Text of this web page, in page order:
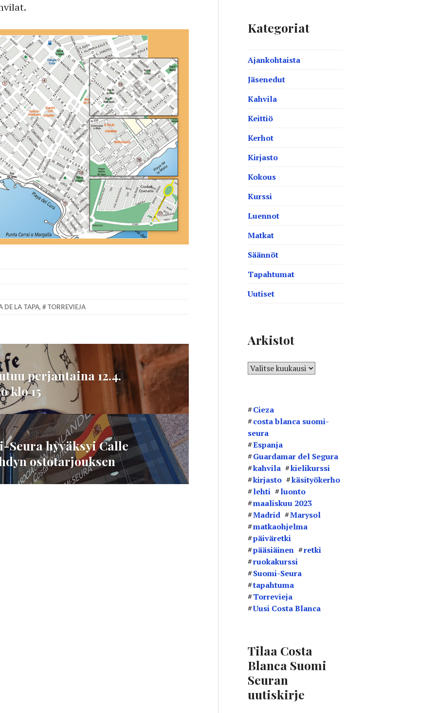
DE LA TAPA, TORREVIEJA
perjantaina 12.4.
klo 15
Seura hyväksyi Calle
ostotarjouksen
Kategoriat
Ajankohtaista
Jäsenedut
Kahvila
Keittiö
Kerhot
Kirjasto
Kokous
Kurssi
Luennot
Matkat
Säännöt
Tapahtumat
Uutiset
Arkistot
A
s
t
o
t
Cieza
costa blanca suomi-
seura
Espanja
Guardamar del Segura
kahvila
kielikurssi
kirjasto
käsityökerho
lehti
luonto
maaliskuu 2023
Madrid
Marysol
matkaohjelma
päiväretki
pääsiäinen
retki
ruokakurssi
Suomi-Seura
tapahtuma
Torrevieja
Uusi Costa Blanca
Tilaa Costa
Blanca Suomi
Seuran
uutiskirje